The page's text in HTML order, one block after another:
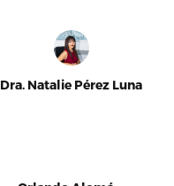
Dra. Natalie Pérez Luna